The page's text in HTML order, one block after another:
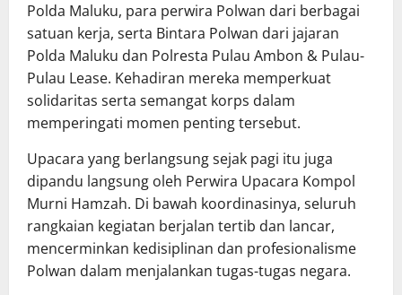
Polda Maluku, para perwira Polwan dari berbagai
satuan kerja, serta Bintara Polwan dari jajaran
Polda Maluku dan Polresta Pulau Ambon & Pulau-
Pulau Lease. Kehadiran mereka memperkuat
solidaritas serta semangat korps dalam
memperingati momen penting tersebut.
Upacara yang berlangsung sejak pagi itu juga
dipandu langsung oleh Perwira Upacara Kompol
Murni Hamzah. Di bawah koordinasinya, seluruh
rangkaian kegiatan berjalan tertib dan lancar,
mencerminkan kedisiplinan dan profesionalisme
Polwan dalam menjalankan tugas-tugas negara.